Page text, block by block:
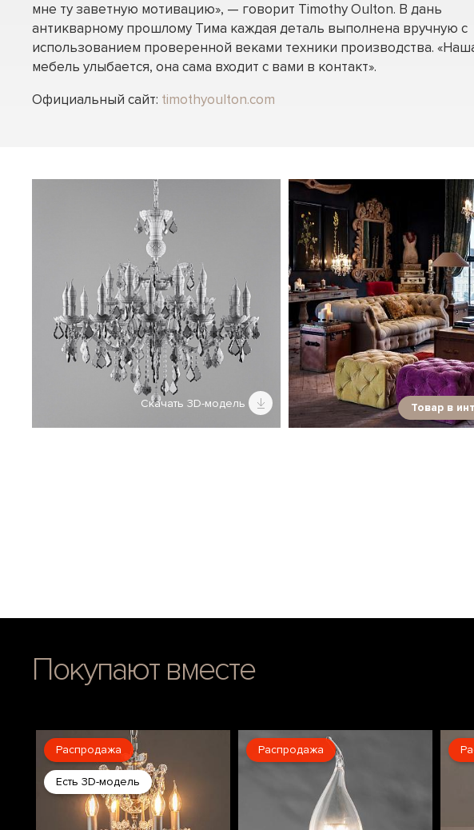
мне ту заветную мотивацию», — говорит Timothy Oulton. В дань
антикварному прошлому Тима каждая деталь выполнена вручную с
использованием проверенной веками техники производства.
мебель улыбается, она сама входит с вами в контакт».
Официальный сайт: timothyoulton.com
Скачать 3D-модель Товар в
Покупают вместе
Распродажа
Есть 3D-модель
Распродажа